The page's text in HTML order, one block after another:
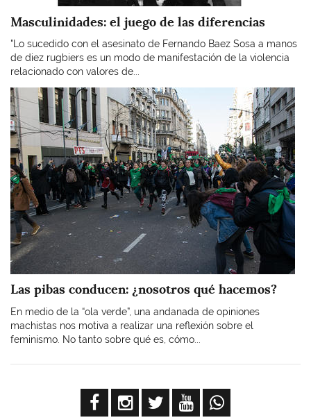
Masculinidades: el juego de las diferencias
"Lo sucedido con el asesinato de Fernando Baez Sosa a manos
de diez rugbiers es un modo de manifestación de la violencia
relacionado con valores de...
Imagen
Las pibas conducen: ¿nosotros qué hacemos?
En medio de la “ola verde”, una andanada de opiniones
machistas nos motiva a realizar una reflexión sobre el
feminismo. No tanto sobre qué es, cómo...